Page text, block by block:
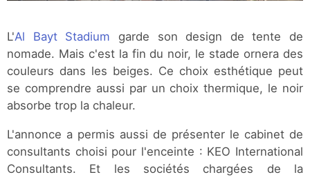
L'Al Bayt Stadium garde son design de tente de
nomade. Mais c'est la fin du noir, le stade ornera des
couleurs dans les beiges. Ce choix esthétique peut
se comprendre aussi par un choix thermique, le noir
absorbe trop la chaleur.
L'annonce a permis aussi de présenter le cabinet de
consultants choisi pour l'enceinte : KEO International
Consultants. Et les sociétés chargées de la